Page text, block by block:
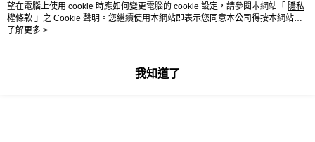
望在電腦上使用 cookie 時應如何變更電腦的 cookie 設定，請參閱本網站「 隱私
權條款 」之 Cookie 聲明。您繼續使用本網站即表示您同意本公司得按本網站使
用條款之 Cookie 聲明使用 cookie。
了解更多 >
我知道了